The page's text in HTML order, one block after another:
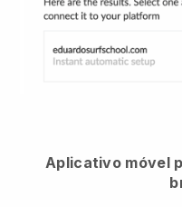
Aplicativo móvel